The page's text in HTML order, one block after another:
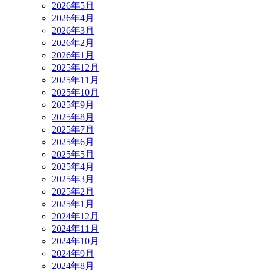
2026年5月
2026年4月
2026年3月
2026年2月
2026年1月
2025年12月
2025年11月
2025年10月
2025年9月
2025年8月
2025年7月
2025年6月
2025年5月
2025年4月
2025年3月
2025年2月
2025年1月
2024年12月
2024年11月
2024年10月
2024年9月
2024年8月